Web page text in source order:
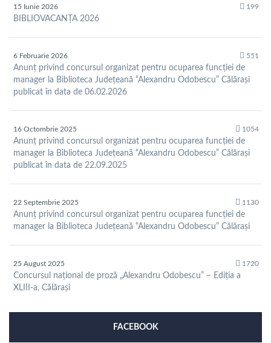
15 Iunie 2026 199
BIBLIOVACANȚA 2026
6 Februarie 2026 551
Anunț privind concursul organizat pentru ocuparea funcției de
manager la Biblioteca Județeană “Alexandru Odobescu” Călărași
publicat în data de 06.02.2026
16 Octombrie 2025 1054
Anunț privind concursul organizat pentru ocuparea funcției de
manager la Biblioteca Județeană “Alexandru Odobescu” Călărași
publicat în data de 22.09.2025
22 Septembrie 2025 1130
Anunț privind concursul organizat pentru ocuparea funcției de
manager la Biblioteca Județeană “Alexandru Odobescu” Călărași
25 August 2025 1720
Concursul național de proză „Alexandru Odobescu” – Ediția a
XLIII-a, Călărași
FACEBOOK